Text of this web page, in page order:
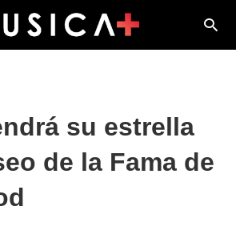
su estrella
de la Fama de